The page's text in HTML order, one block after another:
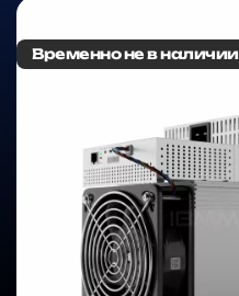
Временно не в наличии